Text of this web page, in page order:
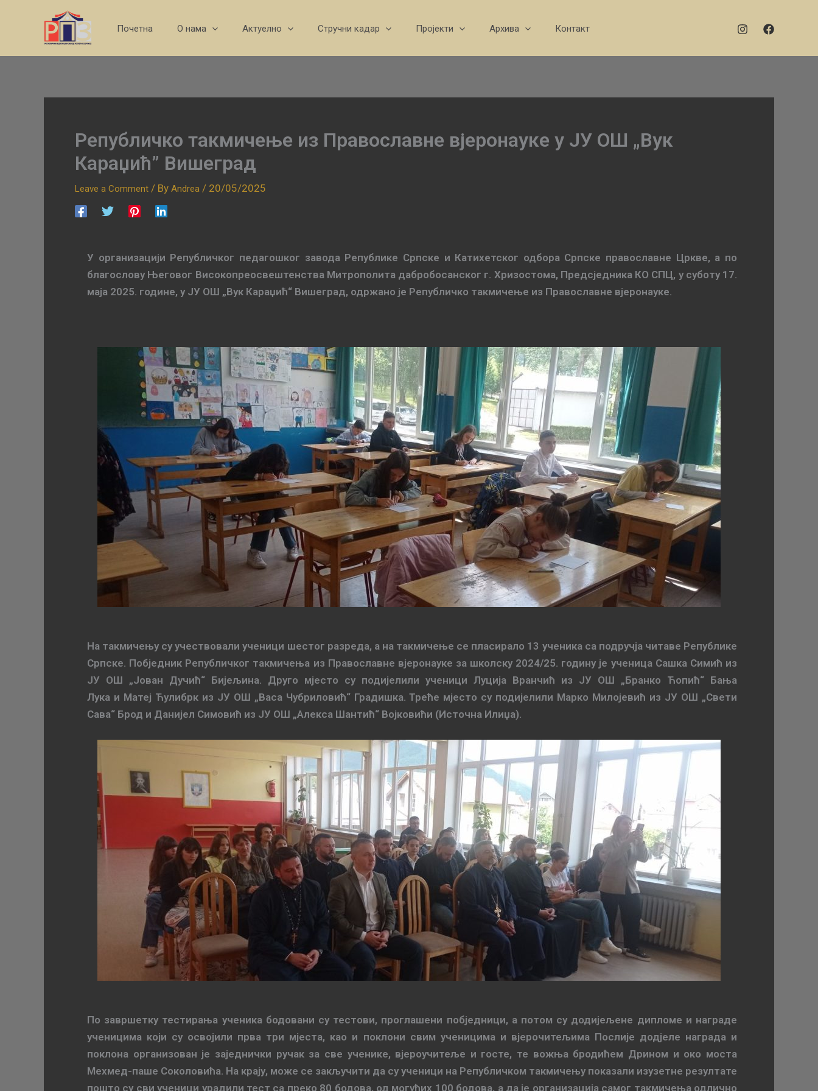
Почетна О нама Актуелно Стручни кадар Пројекти Архива Контакт
Републичко такмичење из Православне вјеронауке у ЈУ ОШ „Вук
Караџић” Вишеград
Leave a Comment / By Andrea / 20/05/2025
У организацији Републичког педагошког завода Републике Српске и Катихетског одбора Српске православне Цркве, а по
благослову Његовог Високопреосвештенства Митрополита дабробосанског г. Хризостома, Предсједника КО СПЦ, у суботу 17.
маја 2025. године, у ЈУ ОШ „Вук Караџић“ Вишеград, одржано је Републичко такмичење из Православне вјеронауке.
На такмичењу су учествовали ученици шестог разреда, а на такмичење се пласирало 13 ученика са подручја читаве Републике
Српске. Побједник Републичког такмичења из Православне вјеронауке за школску 2024/25. годину је ученица Сашка Симић из
ЈУ ОШ „Јован Дучић“ Бијељина. Друго мјесто су подијелили ученици Луција Вранчић из ЈУ ОШ „Бранко Ћопић“ Бања
Лука и Матеј Ћулибрк из ЈУ ОШ „Васа Чубриловић“ Градишка. Треће мјесто су подијелили Марко Милојевић из ЈУ ОШ „Свети
Сава“ Брод и Данијел Симовић из ЈУ ОШ „Алекса Шантић“ Војковићи (Источна Илиџа).
По завршетку тестирања ученика бодовани су тестови, проглашени побједници, а потом су додијељене дипломе и награде
ученицима који су освојили прва три мјеста, као и поклони свим ученицима и вјерочитељима Послије додјеле награда и
поклона организован је заједнички ручак за све ученике, вјероучитеље и госте, те вожња бродићем Дрином и око моста
Мехмед-паше Соколовића. На крају, може се закључити да су ученици на Републичком такмичењу показали изузетне резултате
пошто су сви ученици урадили тест са преко 80 бодова, од могућих 100 бодова, а да је организација самог такмичења одлично